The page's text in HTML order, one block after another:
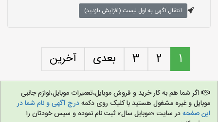
انتقال آگهی به اول لیست (افزایش بازدید)
1
2
3 بعدی آخرین
اگر شما هم به کار خرید و فروش موبایل،تعمیرات موبایل،لوازم جانبی
موبایل و غیره مشغول هستید با کلیک روی دکمهدرج آگهی و نام شما در
این صفحهدر سایت «موبایل سال» ثبت نام نموده و سپس خودتان را